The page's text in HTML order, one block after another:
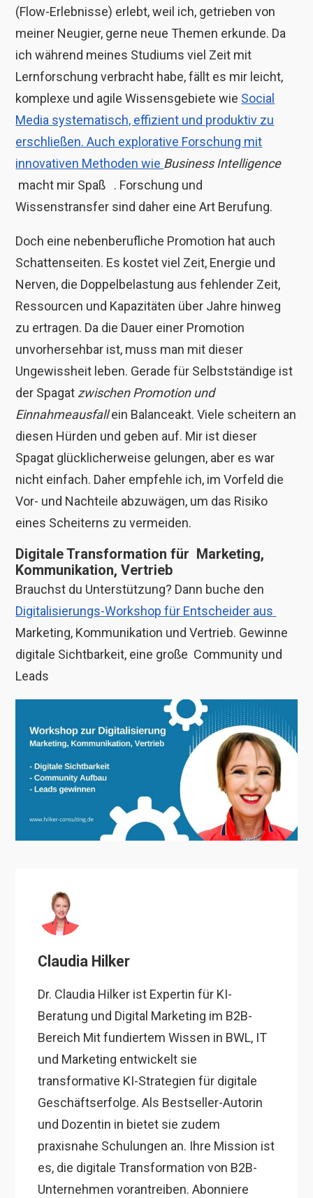
(Flow-Erlebnisse) erlebt, weil ich, getrieben von
meiner Neugier, gerne neue Themen erkunde. Da
ich während meines Studiums viel Zeit mit
Lernforschung verbracht habe, fällt es mir leicht,
komplexe und agile Wissensgebiete wie Social
Media systematisch, effizient und produktiv zu
erschließen. Auch explorative Forschung mit
innovativen Methoden wie Business Intelligence
macht mir Spaß
. Forschung und
Wissenstransfer sind daher eine Art Berufung.
Doch eine nebenberufliche Promotion hat auch
Schattenseiten. Es kostet viel Zeit, Energie und
Nerven, die Doppelbelastung aus fehlender Zeit,
Ressourcen und Kapazitäten über Jahre hinweg
zu ertragen. Da die Dauer einer Promotion
unvorhersehbar ist, muss man mit dieser
Ungewissheit leben. Gerade für Selbstständige ist
der Spagat zwischen Promotion und
Einnahmeausfallein Balanceakt. Viele scheitern an
diesen Hürden und geben auf. Mir ist dieser
Spagat glücklicherweise gelungen, aber es war
nicht einfach. Daher empfehle ich, im Vorfeld die
Vor- und Nachteile abzuwägen, um das Risiko
eines Scheiterns zu vermeiden.
Digitale Transformation für
Marketing,
Kommunikation, Vertrieb
Brauchst du Unterstützung? Dann buche den
Digitalisierungs-Workshop für Entscheider aus
Marketing, Kommunikation und Vertrieb. Gewinne
digitale Sichtbarkeit, eine große Community und
Leads
Claudia Hilker
Dr. Claudia Hilker ist Expertin für KI-
Beratung und Digital Marketing im B2B-
Bereich Mit fundiertem Wissen in BWL, IT
und Marketing entwickelt sie
transformative KI-Strategien für digitale
Geschäftserfolge. Als Bestseller-Autorin
und Dozentin in bietet sie zudem
praxisnahe Schulungen an. Ihre Mission ist
es, die digitale Transformation von B2B-
Unternehmen vorantreiben. Abonniere